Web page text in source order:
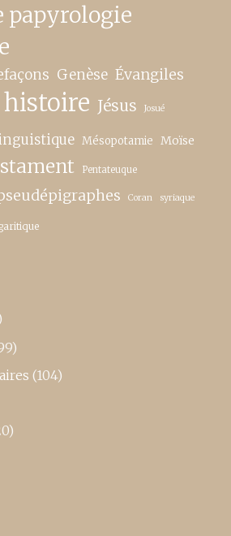
papyrologie
Genèse Évangiles
histoire Jésus Josué
Mésopotamie Moïse
Pentateuque
Coran syriaque
(104)